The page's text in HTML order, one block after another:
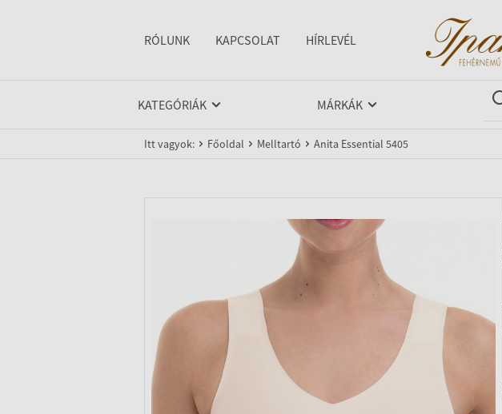
RÓLUNK KAPCSOLAT HÍRLEVÉL
KATEGÓRIÁK MÁRKÁK
Itt vagyok: Főoldal Melltartó Anita Essential 5405